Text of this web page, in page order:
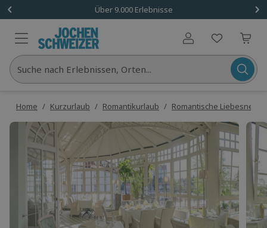
Über 9.000 Erlebnisse
Benutzerkonto
Suche nach Erlebnissen, Orten...
Home / Kurzurlaub / Romantikurlaub / Romantische Liebesnester